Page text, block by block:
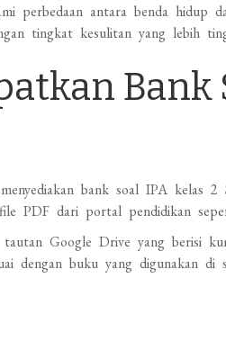
perbedaan antara benda hidup
tingkat kesulitan yang lebih
Bank
bank soal IPA kelas
PDF dari portal pendidikan
tautan Google Drive yang berisi
dengan buku yang digunakan di